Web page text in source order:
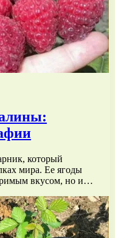
который
мира. Ее ягоды
вкусом, но и…